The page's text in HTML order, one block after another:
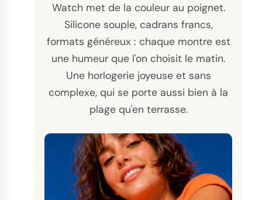
Watch met de la couleur au poignet.
Silicone souple, cadrans francs,
formats généreux : chaque montre est
une humeur que l'on choisit le matin.
Une horlogerie joyeuse et sans
complexe, qui se porte aussi bien à la
plage qu'en terrasse.